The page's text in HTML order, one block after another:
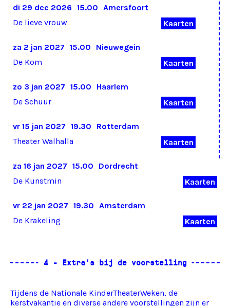
di 29 dec 2026 15.00 Amersfoort
De lieve vrouw
Kaarten
za 2 jan 2027 15.00
Nieuwegein
De Kom
Kaarten
zo 3 jan 2027 15.00
Haarlem
De Schuur
Kaarten
vr 15 jan 2027 19.30
Rotterdam
Theater Walhalla
Kaarten
za 16 jan 2027 15.00
Dordrecht
De Kunstmin
Kaarten
vr 22 jan 2027 19.30 Amsterdam
De Krakeling
Kaarten
Tijdens de Nationale KinderTheaterWeken, de
kerstvakantie en diverse andere voorstellingen zijn er